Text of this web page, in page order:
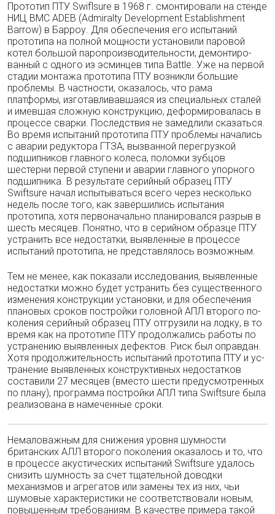
Прототип ПТУ Swiflsure в 1968 г. смонти­ровали на стенде
НИЦ ВМС ADEB (Admiralty Development Establishment
Barrow) в Барроу. Для обеспечения его испытаний
прототипа на полной мощности установили паровой
котел большой паропроизводительности, демонтиро­
ванный с одного из эсминцев типа Battle. Уже на первой
стадии монтажа прототипа ПТУ возникли большие
проблемы. В частности, оказалось, что рама
платформы, изготавли­вавшаяся из специальных сталей
и имевшая сложную конструкцию, деформировалась в
процессе сварки. Последствия не замедлили сказаться.
Во время испытаний прототипа ПТУ проблемы начались
с аварии редуктора ГТЗА, вызванной перегрузкой
подшипников главного колеса, поломки зубцов
шестерни первой ступени и аварии главного упорного
подшипника. В результате серийный образец ПТУ
Swiftsure начал испытываться всего че­рез несколько
недель после того, как завер­шились испытания
прототипа, хотя первона­чально планировался разрыв в
шесть меся­цев. Понятно, что в серийном образце ПТУ
устранить все недостатки, выявленные в про­цессе
испытаний прототипа, не представля­лось возможным.
Тем не менее, как показали исследования, выявленные
недостатки можно будет устра­нить без существенного
изменения конструк­ции установки, и для обеспечения
плановых сроков постройки головной АПЛ второго по­
коления серийный образец ПТУ отгрузили на лодку, в то
время как на прототипе ПТУ про­должались работы по
устранению выявленных дефектов. Риск был оправдан.
Хотя продол­жительность испытаний прототипа ПТУ и ус­
транение выявленных конструктивных недо­статков
составили 27 месяцев (вместо шести предусмотренных
по плану), программа пост­ройки АПЛ типа Swiftsure была
реализована в намеченные сроки.
Немаловажным для снижения уровня шум­ности
британских АЛЛ второго поколения ока­залось и то, что
в процессе акустических ис­пытаний Swiftsure удалось
снизить шумность за счет тщательной доводки
механизмов и аг­регатов или замены тех из них, чьи
шумовые характеристики не соответствовали новым,
повышенным требованиям. В качестве при­мера такой